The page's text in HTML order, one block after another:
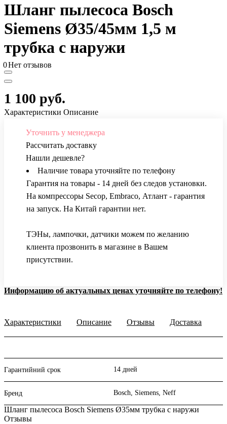
Шланг пылесоса Bosch
Siemens Ø35/45мм 1,5 м
трубка с наружи
0Нет отзывов
1 100 руб.
Характеристики Описание
Уточнить у менеджера
Рассчитать доставку
Нашли дешевле?
Наличие товара уточняйте по телефону
Гарантия на товары - 14 дней без следов установки.
На компрессоры Secop, Embraco, Атлант - гарантия
на запуск. На Китай гарантии нет.
ТЭНы, лампочки, датчики можем по желанию
клиента прозвонить в магазине в Вашем
присутствии.
Информацию об актуальных ценах уточняйте по телефону!
Характеристики Описание Отзывы Доставка
Гарантийний срок 14 дней
Бренд Bosch, Siemens, Neff
Шланг пылесоса Bosch Siemens Ø35мм трубка с наружи
Отзывы